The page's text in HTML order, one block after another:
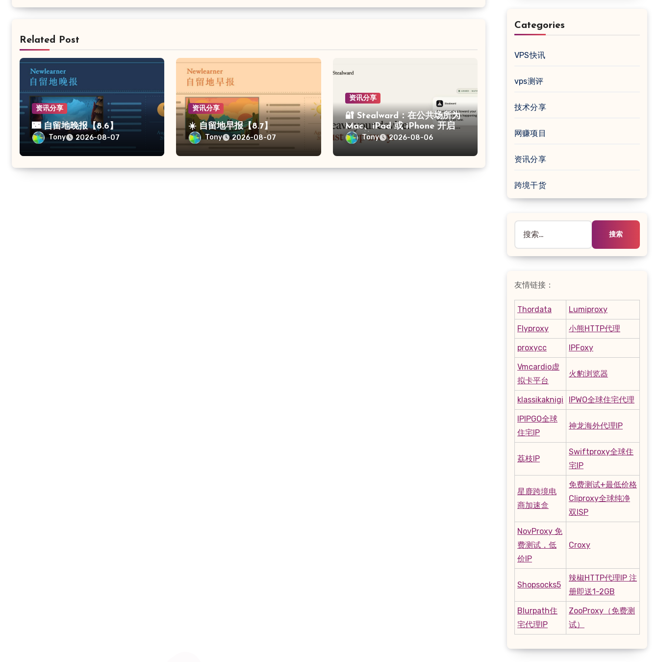
Related Post
资讯分享
🌃 自留地晚报【8.6】
Tony 2026-08-07
资讯分享
☀️ 自留地早报【8.7】
Tony 2026-08-07
资讯分享
🔐 Stealward：在公共场所为
Mac、iPad 或 iPhone 开启防
盗保护
Tony 2026-08-06
Categories
VPS快讯
vps测评
技术分享
网赚项目
资讯分享
跨境干货
索：
友情链接：
Thordata Lumiproxy
Flyproxy 小熊HTTP代理
proxycc IPFoxy
Vmcardio虚
拟卡平台
火豹浏览器
klassikaknigi IPWO全球住宅代理
IPIPGO全球
住宅IP
神龙海外代理IP
荔枝IP
Swiftproxy全球住
宅IP
星鹿跨境电
商加速盒
免费测试+最低价格
Cliproxy全球纯净
双ISP
NovProxy 免
费测试，低
价IP
Croxy
Shopsocks5
辣椒HTTP代理IP 注
册即送1-2GB
Blurpath住
宅代理IP
ZooProxy（免费测
试）